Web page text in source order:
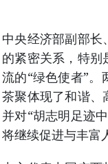
中央经济部副部
的紧密关系，特别
流的“绿色使者”。
茶聚体现了和谐、
并对“胡志明足迹
将继续促进与丰富